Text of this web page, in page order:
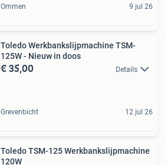
Ommen 9 jul 26
Toledo Werkbankslijpmachine TSM-
125W - Nieuw in doos
€ 35,00 Details
Grevenbicht 12 jul 26
Toledo TSM-125 Werkbankslijpmachine
120W